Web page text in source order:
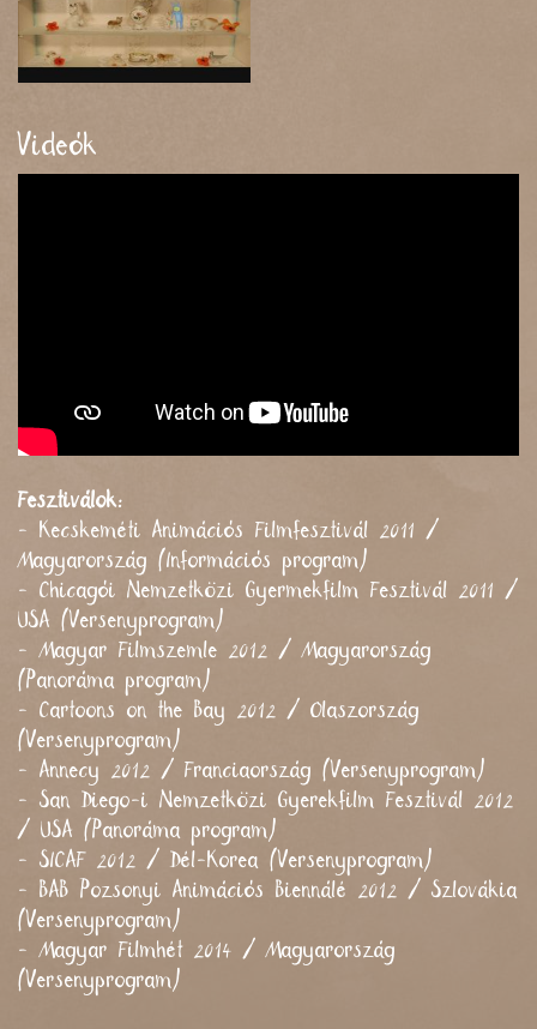
Videók
Fesztiválok:
- Kecskeméti Animációs Filmfesztivál 2011 /
Magyarország (Információs program)
- Chicagói Nemzetközi Gyermekfilm Fesztivál 2011 /
USA (Versenyprogram)
- Magyar Filmszemle 2012 / Magyarország
(Panoráma program)
- Cartoons on the Bay 2012 / Olaszország
(Versenyprogram)
- Annecy 2012 / Franciaország (Versenyprogram)
- San Diego-i Nemzetközi Gyerekfilm Fesztivál 2012
/ USA (Panoráma program)
- SICAF 2012 / Dél-Korea (Versenyprogram)
- BAB Pozsonyi Animációs Biennálé 2012 / Szlovákia
(Versenyprogram)
- Magyar Filmhét 2014 / Magyarország
(Versenyprogram)